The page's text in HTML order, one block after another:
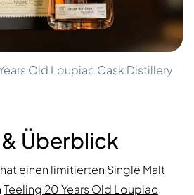
Old Loupiac Cask Distillery
Überblick
einen limitierten Single Malt
Teeling 20 Years Old Loupiac